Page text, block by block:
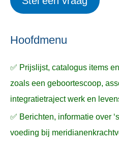
e
n
k
a
r
:
Hoofdmenu
✅ Prijslijst, catalogus items
zoals een geboortescoop,
integratietraject werk en
✅ Berichten, informatie over
voeding bij
p
n